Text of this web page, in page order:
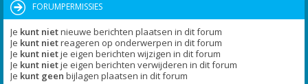
FORUMPERMISSIES
Je kunt nietnieuwe berichten plaatsen in dit forum
Je kunt nietreageren op onderwerpen in dit forum
Je kunt nietje eigen berichten wijzigen in dit forum
Je kunt nietje eigen berichten verwijderen in dit forum
Je kunt geen bijlagen plaatsen in dit forum